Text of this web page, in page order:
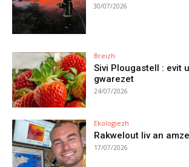
30/07/2026
Breizh
Sivi Plougastell : evit
gwarezet
24/07/2026
Ekologiezh
Rakwelout liv an
17/07/2026